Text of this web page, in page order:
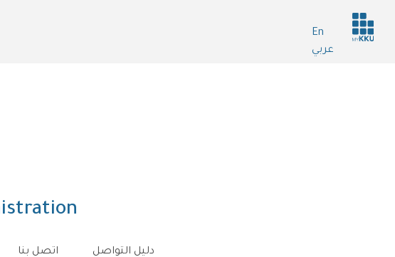
En
عربي
Header
services
اتصل بنا دليل التواصل